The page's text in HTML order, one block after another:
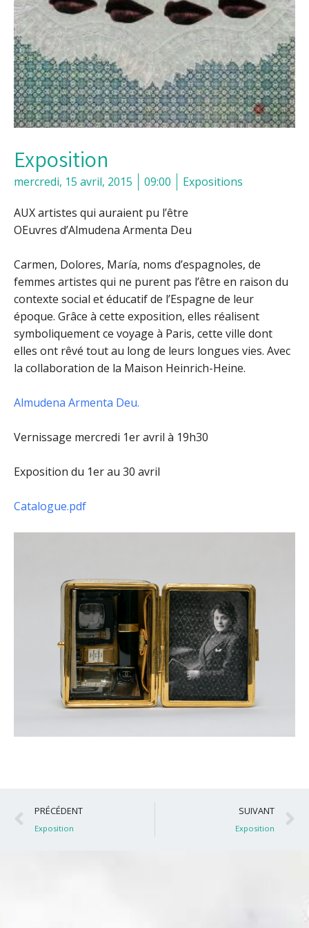
Exposition
mercredi, 15 avril, 2015 09:00 Expositions
AUX artistes qui auraient pu l’être
OEuvres d’Almudena Armenta Deu
Carmen, Dolores, María, noms d’espagnoles, de
femmes artistes qui ne purent pas l’être en raison du
contexte social et éducatif de l’Espagne de leur
époque. Grâce à cette exposition, elles réalisent
symboliquement ce voyage à Paris, cette ville dont
elles ont rêvé tout au long de leurs longues vies. Avec
la collaboration de la Maison Heinrich-Heine.
Almudena Armenta Deu.
Vernissage mercredi 1er avril à 19h30
Exposition du 1er au 30 avril
Catalogue.pdf
Précédent
PRÉCÉDENT
Exposition
SUIVANT
Exposition